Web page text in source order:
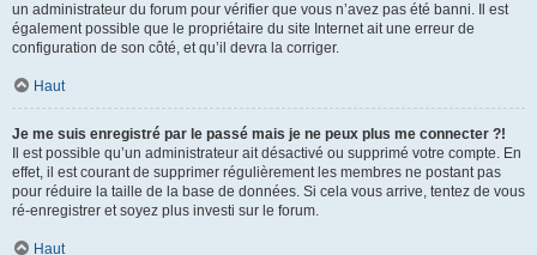
un administrateur du forum pour vérifier que vous n’avez pas été banni. Il est
également possible que le propriétaire du site Internet ait une erreur de
configuration de son côté, et qu’il devra la corriger.
Haut
Je me suis enregistré par le passé mais je ne peux plus me connecter ?!
Il est possible qu’un administrateur ait désactivé ou supprimé votre compte. En
effet, il est courant de supprimer régulièrement les membres ne postant pas
pour réduire la taille de la base de données. Si cela vous arrive, tentez de vous
ré-enregistrer et soyez plus investi sur le forum.
Haut